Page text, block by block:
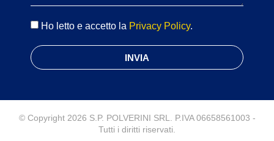
Ho letto e accetto la Privacy Policy.
INVIA
© Copyright 2026 S.P. POLVERINI SRL. P.IVA 06658561003 -
Tutti i diritti riservati.